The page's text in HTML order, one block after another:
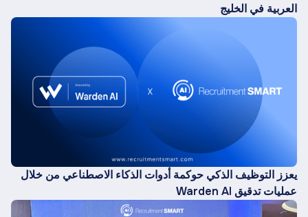
العربية في الخليج
يعزز التوظيف الذكي حوكمة أدوات الذكاء الاصطناعي من خلال
عمليات تدقيق Warden AI